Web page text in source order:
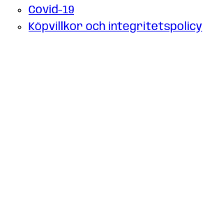
Covid-19
Köpvillkor och integritetspolicy